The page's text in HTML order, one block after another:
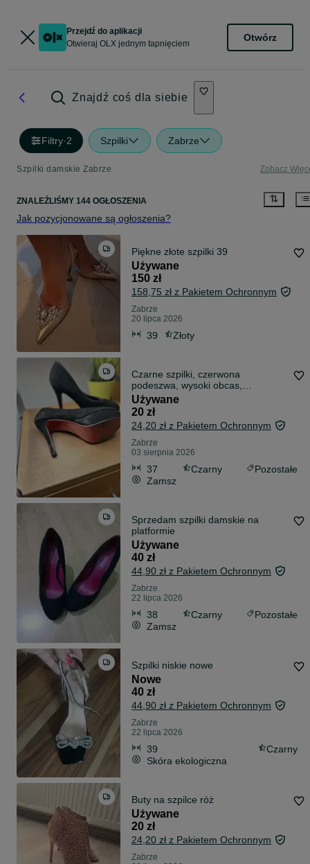
Przejdź do aplikacji
Otwieraj OLX jednym tapnięciem
Otwórz
Znajdź coś dla siebie
Filtry·2 Szpilki Zabrze
Szpilki damskie Zabrze Zobacz
ZNALEŹLIŚMY 144 OGŁOSZENIA
Jak pozycjonowane są ogłoszenia?
Piękne złote szpilki 39
Używane
150 zł
158,75 zł z Pakietem Ochronnym
Zabrze
20 lipca 2026
39 Złoty
Czarne szpilki, czerwona
podeszwa, wysoki obcas,
platforma, zamsz 37
Używane
20 zł
24,20 zł z Pakietem Ochronnym
Zabrze
03 sierpnia 2026
37 Czarny
Pozostałe
Zamsz
Sprzedam szpilki damskie na
platformie
Używane
40 zł
44,90 zł z Pakietem Ochronnym
Zabrze
22 lipca 2026
38 Czarny
Pozostałe
Zamsz
Szpilki niskie nowe
Nowe
40 zł
44,90 zł z Pakietem Ochronnym
Zabrze
22 lipca 2026
39
Czarny
Skóra ekologiczna
Buty na szpilce róż
Używane
20 zł
24,20 zł z Pakietem Ochronnym
Zabrze